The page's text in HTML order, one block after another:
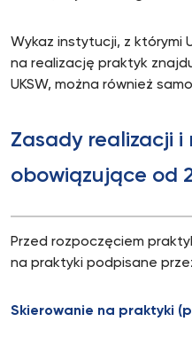
Wykaz instytucji, z którymi
na realizację praktyk
UKSW, można również
Zasady realizacji
obowiązujące od
Przed rozpoczęciem
na praktyki podpisane
Skierowanie na praktyki